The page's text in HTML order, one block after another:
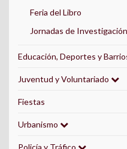
Feria del Libro
Jornadas de
Educación, Deportes y
Juventud y Voluntariado
Fiestas
Urbanismo